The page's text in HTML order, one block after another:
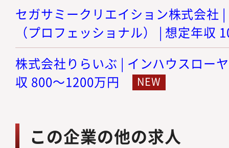
セガサミークリエイション株式会社
（プロフェッショナル） | 想定年収
株式会社りらいぶ | インハウスロー
収 800～1200万円
この企業の他の求人